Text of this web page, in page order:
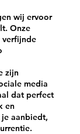
wij ervoor
Onze
verfijnde
zijn
media
dat perfect
en
aanbiedt,